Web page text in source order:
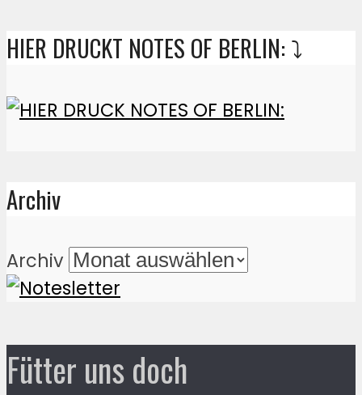
HIER DRUCKT NOTES OF BERLIN: ⤵️
Archiv
Archiv
Fütter uns doch